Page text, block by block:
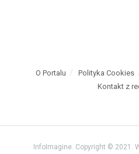
O Portalu Polityka Cookies
Kontakt z
InfoImagine. Copyright © 2021.